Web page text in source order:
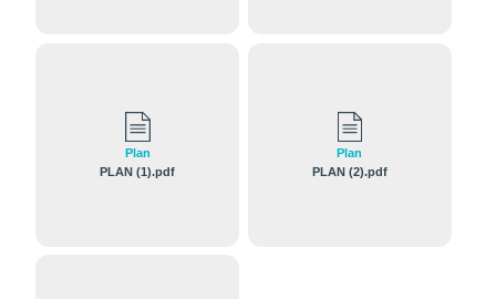
Plan
PLAN (1).pdf
Plan
PLAN (2).pdf